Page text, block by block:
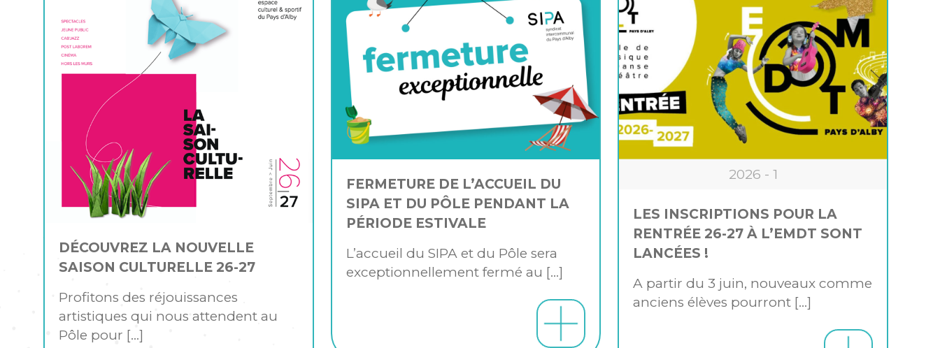
DÉCOUVREZ LA NOUVELLE
SAISON CULTURELLE 26-27
Profitons des réjouissances
artistiques qui nous attendent au
Pôle pour […]
FERMETURE DE L’ACCUEIL DU
SIPA ET DU PÔLE PENDANT LA
PÉRIODE ESTIVALE
L’accueil du SIPA et du Pôle sera
exceptionnellement fermé au […]
2026 - 1
LES INSCRIPTIONS POUR LA
RENTRÉE 26-27 À L’EMDT SONT
LANCÉES !
A partir du 3 juin, nouveaux comme
anciens élèves pourront […]